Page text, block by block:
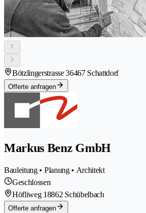
Bötzlingerstrasse 36467 Schattdorf
Offerte anfragen
Markus Benz GmbH
Bauleitung • Planung • Architekt
Geschlossen
Höfliweg 18862 Schübelbach
Offerte anfragen